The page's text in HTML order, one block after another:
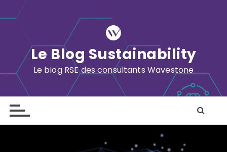
k
o
Le Blog Sustainability
Le blog RSE des consultants Wavestone